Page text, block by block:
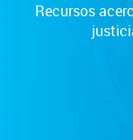
Recursos